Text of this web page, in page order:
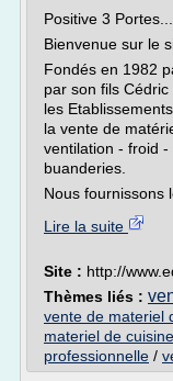
Positive 3 Portes...
Bienvenue sur le
Fondés en 1982
par son fils Cédric
les
la vente de
ventilation - froid
buanderies.
Nous fournissons
Lire la suite
Site : http://
Thèmes liés :
vente de materiel
materiel de
professionnelle /